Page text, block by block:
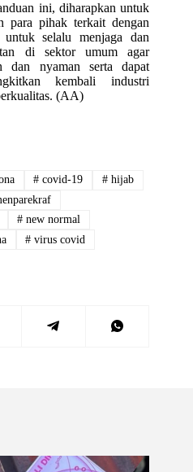
ini, diharapkan untuk
para pihak terkait dengan
selalu menjaga dan
di sektor umum agar
dan nyaman serta dapat
kembali industri
(AA)
# covid-19 # hijab
# new normal
# virus covid